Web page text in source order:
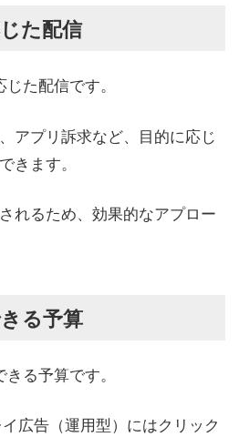
た配信
た配信です。
アプリ訴求など、目的に応じ
きます。
れるため、効果的なアプロー
る予算
る予算です。
広告（運用型）にはクリック